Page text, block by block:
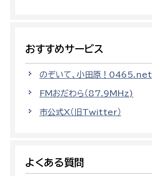
おすすめサービス
のぞいて、小田原！0465.net
FMおだわら（87.9MHz)
市公式X（旧Twitter）
よくある質問